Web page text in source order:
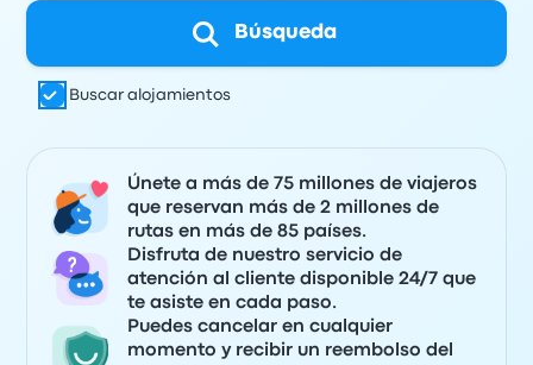
Búsqueda
Buscar alojamientos
Únete a más de 75 millones de viajeros
que reservan más de 2 millones de
rutas en más de 85 países.
Disfruta de nuestro servicio de
atención al cliente disponible 24/7 que
te asiste en cada paso.
Puedes cancelar en cualquier
momento y recibir un reembolso del